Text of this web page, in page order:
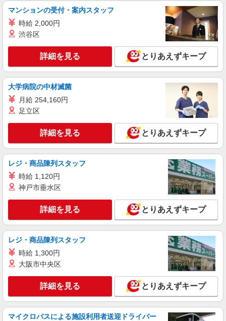
通費全支給(ガソリン代含む)＞
北九州市小倉北区香春口一丁目
詳細を見る
株式会社kotrio /●FK-H-1880013
＜城野＞障がい者施設の支援員＊軽作業の見守
時給1450円〜2062円 ＜日払い有/週払い有/交
北九州市小倉南区
キープ 詳細を見る
派遣社員
株式会社kotrio /●FK-H-2010145
小倉駅＊少人数グルホで利用者さんと家事や掃
除など♪日払いOK
時給1450円〜2062円 ＜日払い有/週払い有/交
通費全支給(ガソリン代含む)＞
小倉北区｜最寄駅：小倉
キープ 詳細を見る
≪小倉駅≫夜勤なし！未経験・ブランクOKの
デイスタッフ
マンションの受付・案内スタッフ
時給 2,000円
渋谷区
詳細を見る とりあえずキープ
大学病院の中材滅菌
月給 254,160円
足立区
詳細を見る とりあえずキープ
レジ・商品陳列スタッフ
時給 1,120円
神戸市垂水区
詳細を見る とりあえずキープ
レジ・商品陳列スタッフ
時給 1,300円
大阪市中央区
詳細を見る とりあえずキープ
マイクロバスによる施設利用者送迎ドライバー